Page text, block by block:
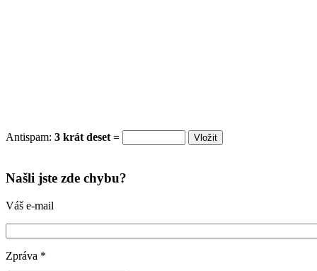
Antispam: 3 krát deset =
Našli jste zde chybu?
Váš e-mail
Zpráva *